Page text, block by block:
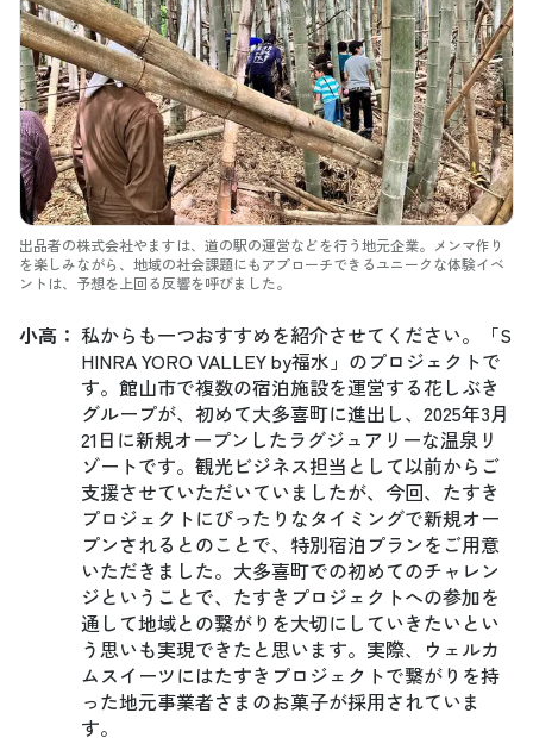
出品者の株式会社やますは、道の駅の運営などを行う地元企業。メンマ作り
を楽しみながら、地域の社会課題にもアプローチできるユニークな体験イベ
ントは、予想を上回る反響を呼びました。
小高 ： 私からも一つおすすめを紹介させてください。「S
HINRA YORO VALLEY by福水」のプロジェクトで
す。館山市で複数の宿泊施設を運営する花しぶき
グループが、初めて大多喜町に進出し、2025年3月
21日に新規オープンしたラグジュアリーな温泉リ
ゾートです。観光ビジネス担当として以前からご
支援させていただいていましたが、今回、たすき
プロジェクトにぴったりなタイミングで新規オー
プンされるとのことで、特別宿泊プランをご用意
いただきました。大多喜町での初めてのチャレン
ジということで、たすきプロジェクトへの参加を
通して地域との繋がりを大切にしていきたいとい
う思いも実現できたと思います。実際、ウェルカ
ムスイーツにはたすきプロジェクトで繋がりを持
った地元事業者さまのお菓子が採用されていま
す。